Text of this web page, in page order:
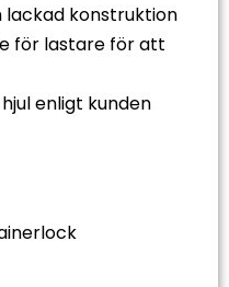
lackad konstruktion
för lastare för att
enligt kunden